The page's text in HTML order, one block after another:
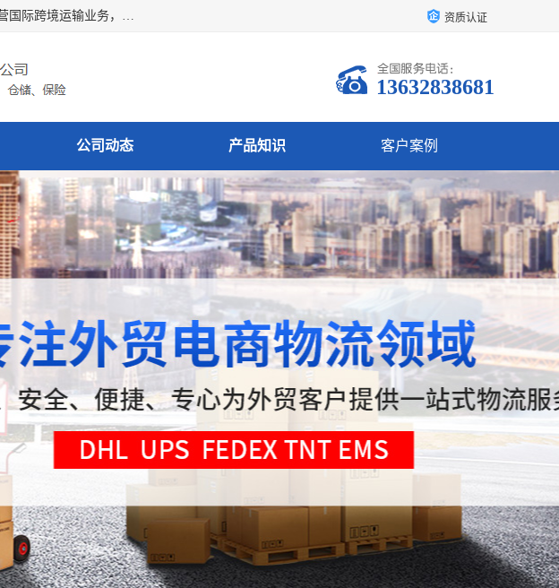
深圳市博冠国际物流有限公司是一家国际化物流公司，致力于打造国际成员之一的物流服务平台。公司主营国际跨境运输业务，提供国际快递、FBA空派专线、国际海空运、国际空运专线、中欧铁路运输等国际海空运、国际快递、国际铁路运输及跨境专线物流等各类进出口运输方面的业务。 资质认证
13632838681
公司动态 产品知识 客户案例